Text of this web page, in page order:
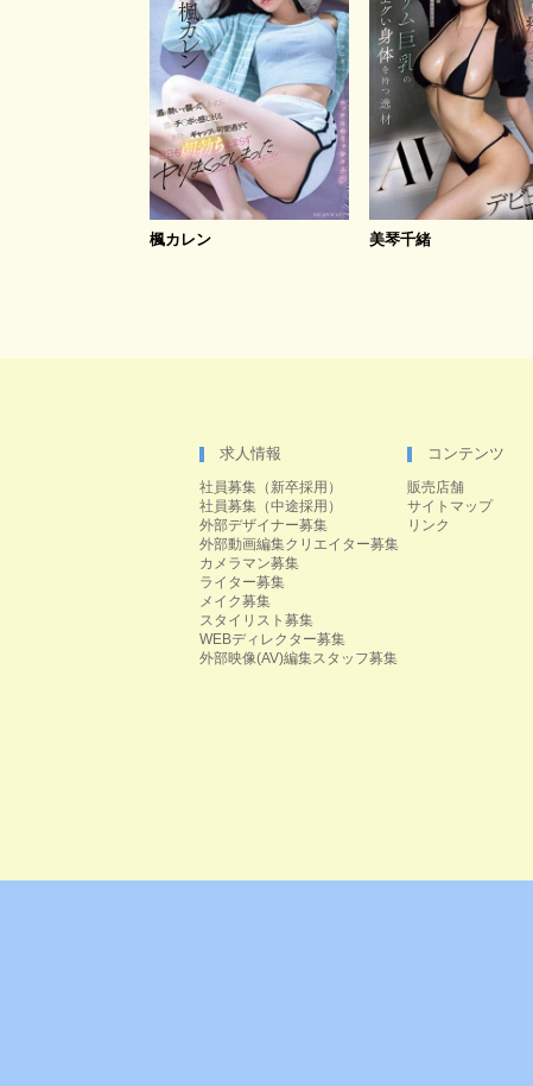
楓カレン 美琴千緒
求人情報
社員募集（新卒採用）
社員募集（中途採用）
外部デザイナー募集
外部動画編集クリエイター募集
カメラマン募集
ライター募集
メイク募集
スタイリスト募集
WEBディレクター募集
外部映像(AV)編集スタッフ募集
コンテンツ
販売店舗
サイトマップ
リンク